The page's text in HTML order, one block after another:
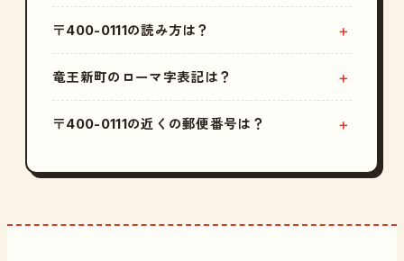
〒400-0111の読み方は？
竜王新町のローマ字表記は？
〒400-0111の近くの郵便番号は？